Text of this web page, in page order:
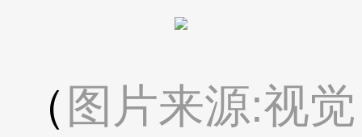
（ 图片来源:视觉